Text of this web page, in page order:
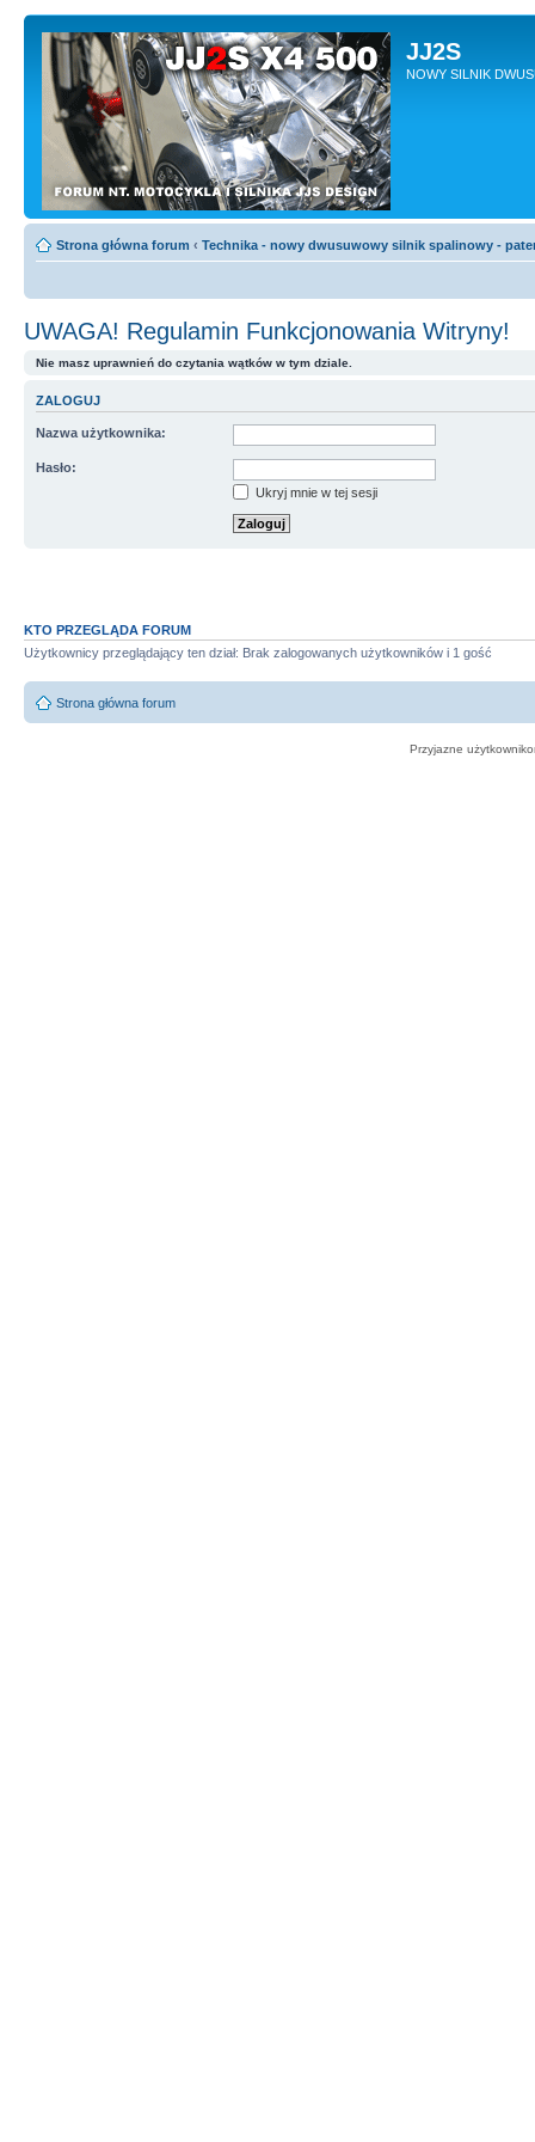
JJ2S
NOWY SILNIK
Strona główna forum ‹ Technika - nowy dwusuwowy silnik spalinowy -
UWAGA! Regulamin Funkcjonowania Witryny!
Nie masz uprawnień do czytania wątków w tym dziale.
ZALOGUJ
Nazwa użytkownika:
Hasło:
Ukryj mnie w tej sesji
KTO PRZEGLĄDA FORUM
Użytkownicy przeglądający ten dział: Brak zalogowanych użytkowników i 1 gość
Strona główna forum
Przyjazne